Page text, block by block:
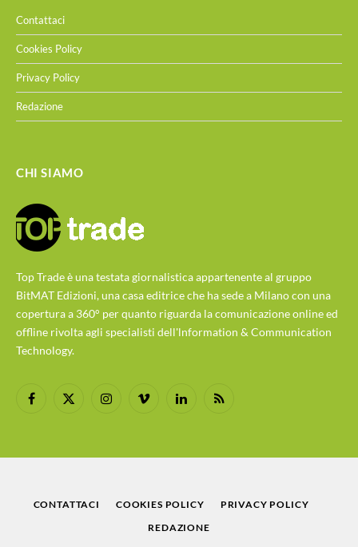
Contattaci
Cookies Policy
Privacy Policy
Redazione
CHI SIAMO
Top Trade è una testata giornalistica appartenente al gruppo
BitMAT Edizioni, una casa editrice che ha sede a Milano con una
copertura a 360° per quanto riguarda la comunicazione online ed
offline rivolta agli specialisti dell'lnformation & Communication
Technology.
Facebook
X
InstagramVimeo LinkedInRSS
CONTATTACI COOKIES POLICY
PRIVACY POLICY
REDAZIONE